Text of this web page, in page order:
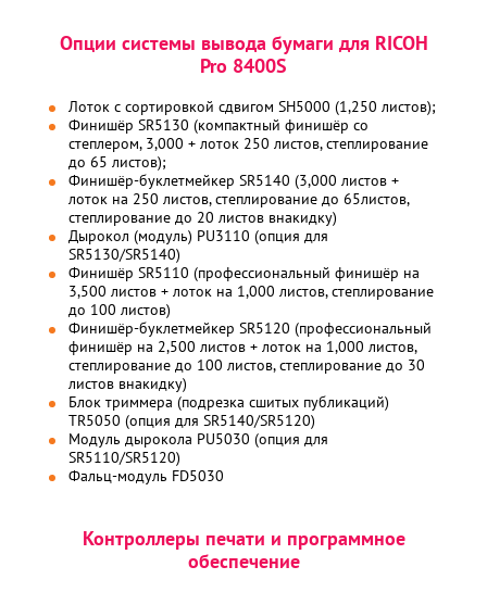
Опции системы вывода бумаги для RICOH
Pro 8400S
Лоток с сортировкой сдвигом SH5000 (1,250 листов);
Финишёр SR5130 (компактный финишёр со
степлером, 3,000 + лоток 250 листов, степлирование
до 65 листов);
Финишёр-буклетмейкер SR5140 (3,000 листов +
лоток на 250 листов, степлирование до 65листов,
степлирование до 20 листов внакидку)
Дырокол (модуль) PU3110 (опция для
SR5130/SR5140)
Финишёр SR5110 (профессиональный финишёр на
3,500 листов + лоток на 1,000 листов, степлирование
до 100 листов)
Финишёр-буклетмейкер SR5120 (профессиональный
финишёр на 2,500 листов + лоток на 1,000 листов,
степлирование до 100 листов, степлирование до 30
листов внакидку)
Блок триммера (подрезка сшитых публикаций)
TR5050 (опция для SR5140/SR5120)
Модуль дырокола PU5030 (опция для
SR5110/SR5120)
Фальц-модуль FD5030
Контроллеры печати и программное
обеспечение